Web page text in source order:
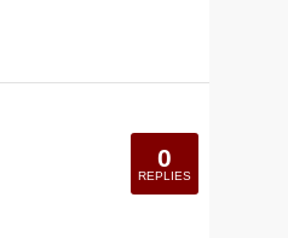
0
REPLIES